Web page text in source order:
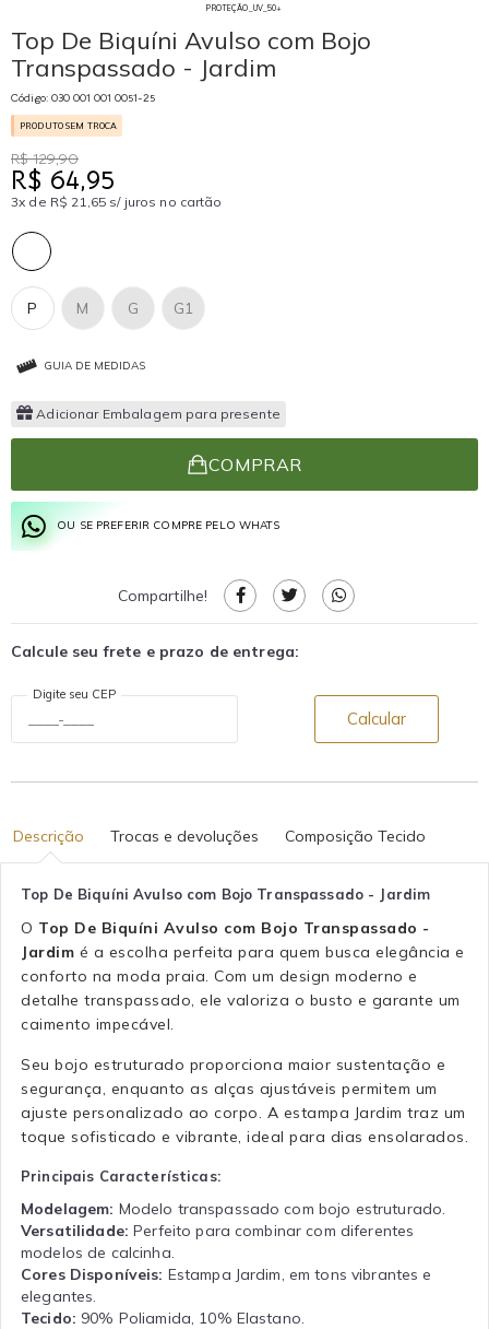
PROTEÇÃO_UV_50+
Top De Biquíni Avulso com Bojo
Transpassado - Jardim
Código: 030 001 001 0051-25
PRODUTO SEM TROCA
R$ 129,90
R$ 64,95
3x de R$ 21,65 s/ juros no cartão
G G1
M
P
GUIA DE MEDIDAS
Adicionar Embalagem para presente
COMPRAR
OU SE PREFERIR COMPRE PELO WHATS
Compartilhe!
Calcule seu frete e prazo de entrega:
Digite seu CEP
Calcular
Descrição Trocas e devoluções Composição Tecido
Top De Biquíni Avulso com Bojo Transpassado - Jardim
O Top De Biquíni Avulso com Bojo Transpassado -
Jardim é a escolha perfeita para quem busca elegância e
conforto na moda praia. Com um design moderno e
detalhe transpassado, ele valoriza o busto e garante um
caimento impecável.
Seu bojo estruturado proporciona maior sustentação e
segurança, enquanto as alças ajustáveis permitem um
ajuste personalizado ao corpo. A estampa Jardim traz um
toque sofisticado e vibrante, ideal para dias ensolarados.
Principais Características:
Modelagem: Modelo transpassado com bojo estruturado.
Versatilidade: Perfeito para combinar com diferentes
modelos de calcinha.
Cores Disponíveis: Estampa Jardim, em tons vibrantes e
elegantes.
Tecido: 90% Poliamida, 10% Elastano.